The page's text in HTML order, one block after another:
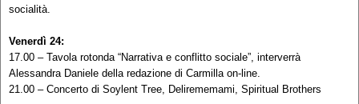
socialità.
Venerdì 24:
17.00 – Tavola rotonda “Narrativa e conflitto sociale”, interverrà
Alessandra Daniele della redazione di Carmilla on-line.
21.00 – Concerto di Soylent Tree, Delirememami, Spiritual Brothers